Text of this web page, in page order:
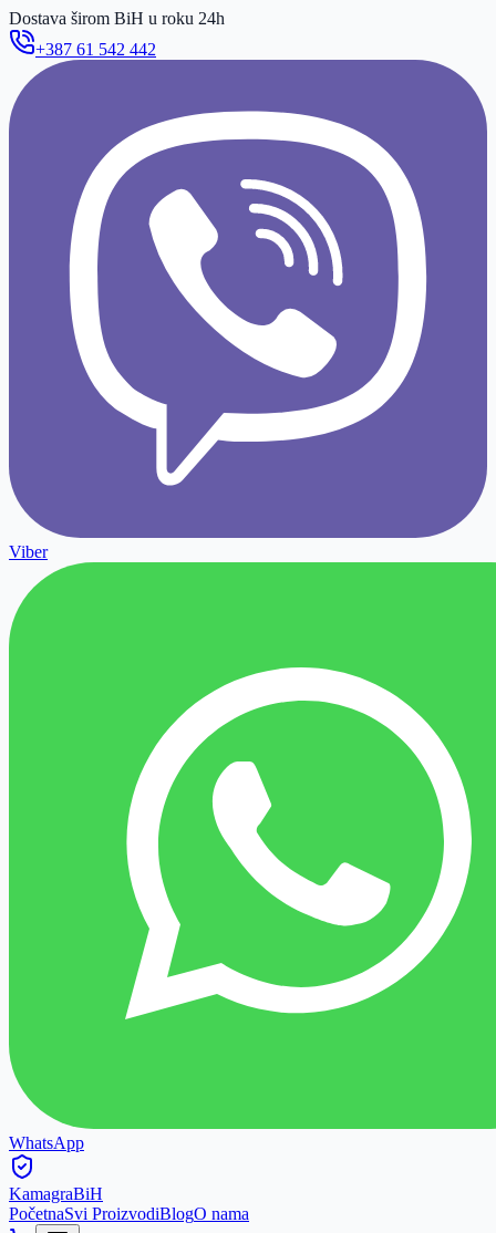
Dostava širom BiH u roku 24h
+387 61 542 442
Viber
WhatsApp
KamagraBiH
PočetnaSvi ProizvodiBlogO nama